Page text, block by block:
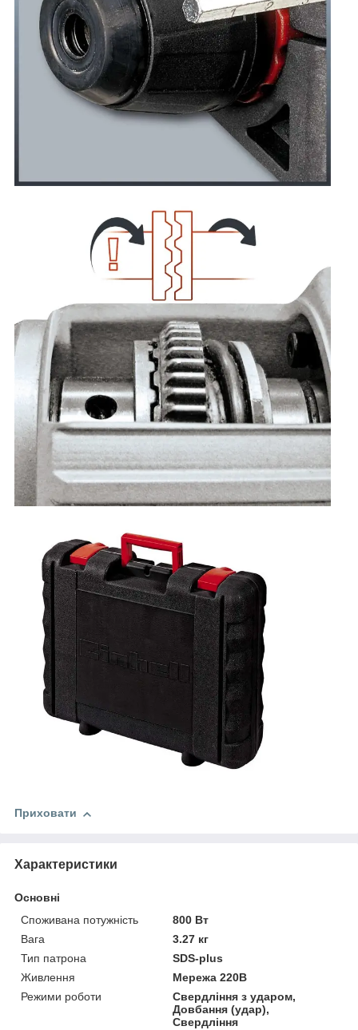
Приховати
Характеристики
Основні
Споживана потужність
800 Вт
Вага
3.27 кг
Тип патрона
SDS-plus
Живлення
Мережа 220В
Режими роботи
Свердління з ударом,
Довбання (удар),
Свердління